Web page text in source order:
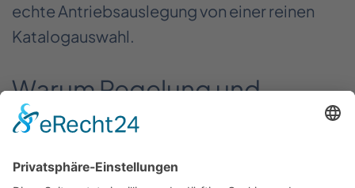
echte Antriebsauslegung von einer reinen
Katalogauswahl.
Warum Regelung und
Software den nutzbaren